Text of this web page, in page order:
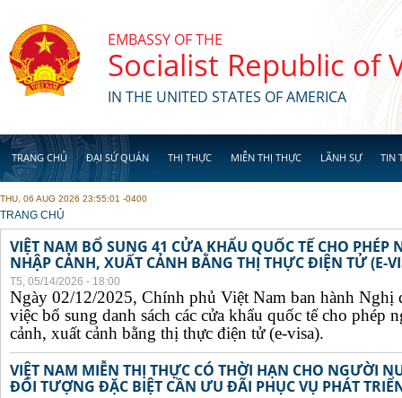
EMBASSY OF THE
Socialist Republic of
IN THE UNITED STATES OF AMERICA
TRANG CHỦ ĐẠI SỨ QUÁN THỊ THỰC MIỄN THỊ THỰC LÃNH SỰ TIN
THU, 06 AUG 2026 23:55:01 -0400
YOU ARE HERE
TRANG CHỦ
VIỆT NAM BỔ SUNG 41 CỬA KHẨU QUỐC TẾ CHO
NHẬP CẢNH, XUẤT CẢNH BẰNG THỊ THỰC ĐIỆN TỬ (E-
T5, 05/14/2026 - 18:00
Ngày 02/12/2025, Chính phủ Việt Nam ban hành Nghị
việc bổ sung danh sách các cửa khẩu quốc tế cho phép
cảnh, xuất cảnh bằng thị thực điện tử (e-visa).
VIỆT NAM MIỄN THỊ THỰC CÓ THỜI HẠN CHO NGƯỜI
ĐỐI TƯỢNG ĐẶC BIỆT CẦN ƯU ĐÃI PHỤC VỤ PHÁT